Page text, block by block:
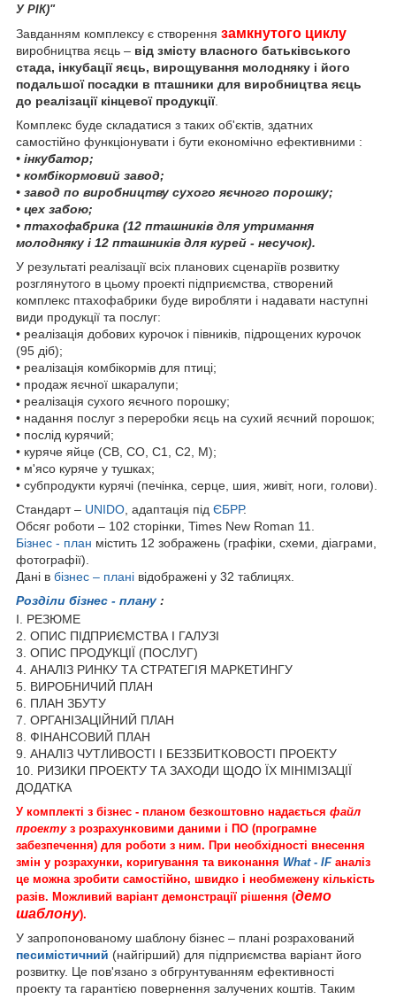
У РІК)"
Завданням комплексу є створення замкнутого циклу
виробництва яєць – від змісту власного батьківського
стада, інкубації яєць, вирощування молодняку і його
подальшої посадки в пташники для виробництва яєць
до реалізації кінцевої продукції.
Комплекс буде складатися з таких об'єктів, здатних
самостійно функціонувати і бути економічно ефективними :
• інкубатор;
• комбікормовий завод;
• завод по виробництву сухого яєчного порошку;
• цех забою;
• птахофабрика (12 пташників для утримання
молодняку і 12 пташників для курей - несучок).
У результаті реалізації всіх планових сценаріїв розвитку
розглянутого в цьому проекті підприємства, створений
комплекс птахофабрики буде виробляти і надавати наступні
види продукції та послуг:
• реалізація добових курочок і півників, підрощених курочок
(95 діб);
• реалізація комбікормів для птиці;
• продаж яєчної шкаралупи;
• реалізація сухого яєчного порошку;
• надання послуг з переробки яєць на сухий яєчний порошок;
• послід курячий;
• куряче яйце (СВ, СО, С1, С2, М);
• м'ясо куряче у тушках;
• субпродукти курячі (печінка, серце, шия, живіт, ноги, голови).
Стандарт – UNIDO , адаптація під ЄБРР.
Обсяг роботи – 102 сторінки, Times New Roman 11.
Бізнес - план містить 12 зображень (графіки, схеми, діаграми,
фотографії).
Дані в бізнес – плані відображені у 32 таблицях.
Розділи бізнес - плану :
I. РЕЗЮМЕ
2. ОПИС ПІДПРИЄМСТВА І ГАЛУЗІ
3. ОПИС ПРОДУКЦІЇ (ПОСЛУГ)
4. АНАЛІЗ РИНКУ ТА СТРАТЕГІЯ МАРКЕТИНГУ
5. ВИРОБНИЧИЙ ПЛАН
6. ПЛАН ЗБУТУ
7. ОРГАНІЗАЦІЙНИЙ ПЛАН
8. ФІНАНСОВИЙ ПЛАН
9. АНАЛІЗ ЧУТЛИВОСТІ І БЕЗЗБИТКОВОСТІ ПРОЕКТУ
10. РИЗИКИ ПРОЕКТУ ТА ЗАХОДИ ЩОДО ЇХ МІНІМІЗАЦІЇ
ДОДАТКА
У комплекті з бізнес - планом безкоштовно надається файл
проектуз розрахунковими даними і ПО (програмне
забезпечення) для роботи з ним. При необхідності внесення
змін у розрахунки, коригування та виконання What - IFаналіз
це можна зробити самостійно, швидко і необмежену кількість
разів. Можливий варіант демонстрації рішення (демо
шаблону).
У запропонованому шаблону бізнес – плані розрахований
песимістичний (найгірший) для підприємства варіант його
розвитку. Це пов'язано з обгрунтуванням ефективності
проекту та гарантією повернення залучених коштів. Таким